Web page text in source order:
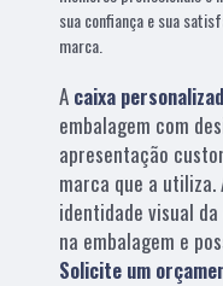
sua confiança e sua
marca.
A caixa
embalagem com
apresentação
marca que a utiliza.
identidade visual
na embalagem e
Solicite um